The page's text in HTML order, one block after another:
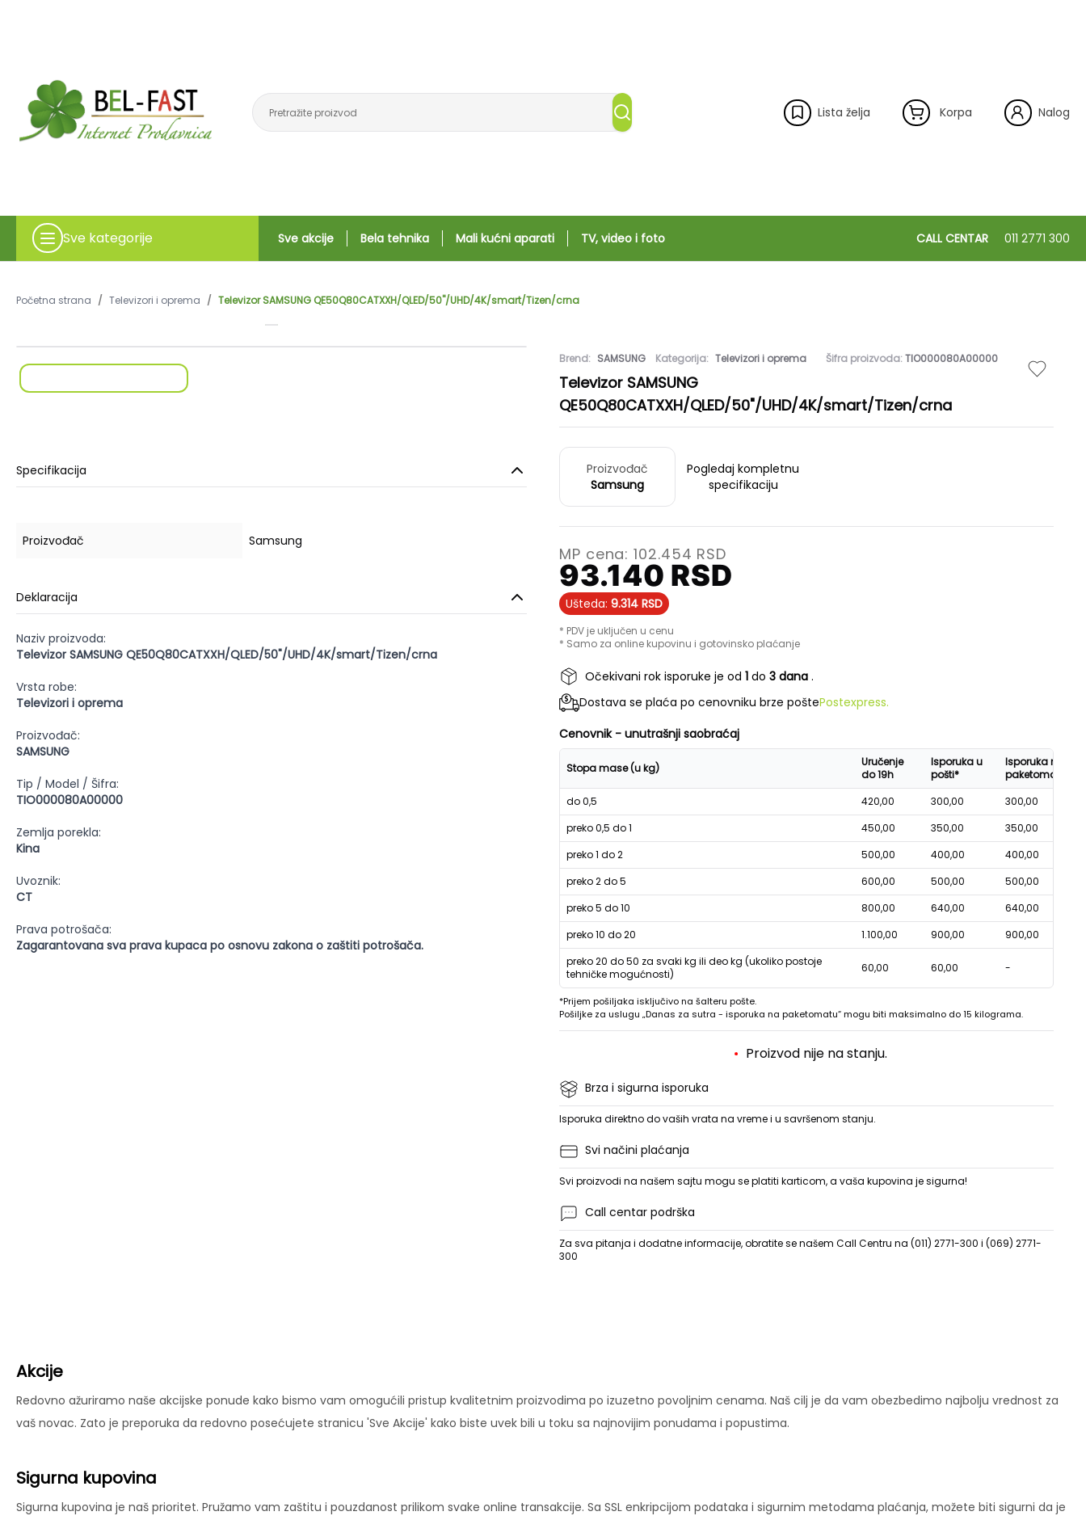
Lista želja Korpa Nalog
Sve kategorije Sve akcije Bela tehnika Mali kućni aparati TV, video i foto CALL CENTAR 011 2771 300
Početna strana / Televizori i oprema / Televizor SAMSUNG QE50Q80CATXXH/QLED/50"/UHD/4K/smart/Tizen/crna
Specifikacija
Proizvođač Samsung
Deklaracija
Naziv proizvoda:
Televizor SAMSUNG QE50Q80CATXXH/QLED/50"/UHD/4K/smart/Tizen/crna
Vrsta robe:
Televizori i oprema
Proizvođač:
SAMSUNG
Tip / Model / Šifra:
TIO000080A00000
Zemlja porekla:
Kina
Uvoznik:
CT
Prava potrošača:
Zagarantovana sva prava kupaca po osnovu zakona o zaštiti potrošača.
Brend: SAMSUNG Kategorija: Televizori i oprema Šifra proizvoda:TIO000080A00000
Televizor SAMSUNG
QE50Q80CATXXH/QLED/50"/UHD/4K/smart/Tizen/crna
Proizvođač
Samsung
Pogledaj kompletnu
specifikaciju
MP cena:102.454 RSD
93.140 RSD
Ušteda: 9.314 RSD
* PDV je uključen u cenu
* Samo za online kupovinu i gotovinsko plaćanje
Očekivani rok isporuke je od 1 do 3 dana .
Dostava se plaća po cenovniku brze poštePostexpress.
Cenovnik - unutrašnji saobraćaj
Stopa mase (u kg)
Uručenje
do 19h
Isporuka u
pošti*
Isporuka na
paketomatu*
do 0,5
420,00 300,00
300,00
preko 0,5 do 1
450,00 350,00
350,00
preko 1 do 2
500,00 400,00
400,00
preko 2 do 5
600,00 500,00
500,00
preko 5 do 10
800,00 640,00
640,00
preko 10 do 20
1.100,00 900,00
900,00
preko 20 do 50 za svaki kg ili deo kg (ukoliko postoje
tehničke mogućnosti)
60,00 60,00 -
*Prijem pošiljaka isključivo na šalteru pošte.
Pošiljke za uslugu „Danas za sutra - isporuka na paketomatu“ mogu biti maksimalno do 15 kilograma.
Proizvod nije na stanju.
Brza i sigurna isporuka
Isporuka direktno do vaših vrata na vreme i u savršenom stanju.
Svi načini plaćanja
Svi proizvodi na našem sajtu mogu se platiti karticom, a vaša kupovina je sigurna!
Call centar podrška
Za sva pitanja i dodatne informacije, obratite se našem Call Centru na (011) 2771-300 i (069) 2771-
300
Akcije
Redovno ažuriramo naše akcijske ponude kako bismo vam omogućili pristup kvalitetnim proizvodima po izuzetno povoljnim cenama. Naš cilj je da vam obezbedimo najbolju vrednost za
vaš novac. Zato je preporuka da redovno posećujete stranicu 'Sve Akcije' kako biste uvek bili u toku sa najnovijim ponudama i popustima.
Sigurna kupovina
Sigurna kupovina je naš prioritet. Pružamo vam zaštitu i pouzdanost prilikom svake online transakcije. Sa SSL enkripcijom podataka i sigurnim metodama plaćanja, možete biti sigurni da je